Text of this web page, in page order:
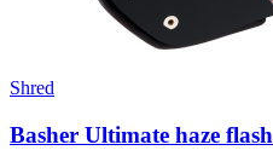
Shred
Basher Ultimate haze flash